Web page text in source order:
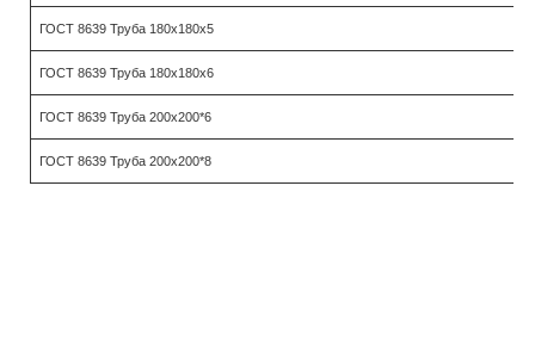
ГОСТ 8639 Труба 180х180х5
ГОСТ 8639 Труба 180х180х6
ГОСТ 8639 Труба 200х200*6
ГОСТ 8639 Труба 200х200*8